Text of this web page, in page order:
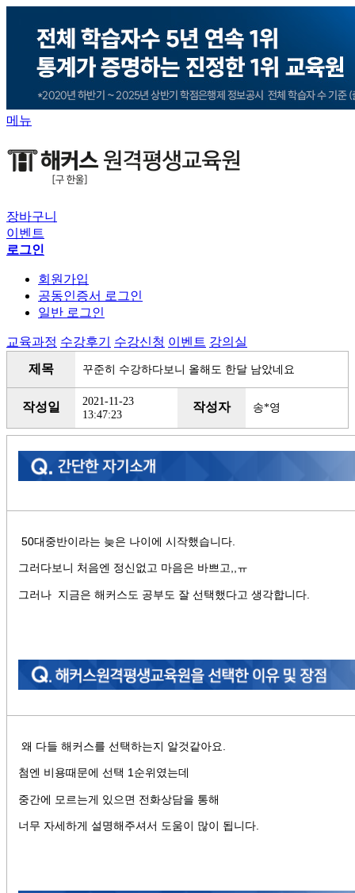
메뉴
장바구니
이벤트
로그인
회원가입
공동인증서 로그인
일반 로그인
교육과정 수강후기 수강신청 이벤트 강의실
제목
꾸준히 수강하다보니 올해도 한달 남았네요
작성일
2021-11-23
13:47:23
작성자 송*영
50대중반이라는 늦은 나이에 시작했습니다.
그러다보니 처음엔 정신없고 마음은 바쁘고,,ㅠ
그러나 지금은 해커스도 공부도 잘 선택했다고 생각합니다.
왜 다들 해커스를 선택하는지 알것같아요.
첨엔 비용때문에 선택 1순위였는데
중간에 모르는게 있으면 전화상담을 통해
너무 자세하게 설명해주셔서 도움이 많이 됩니다.